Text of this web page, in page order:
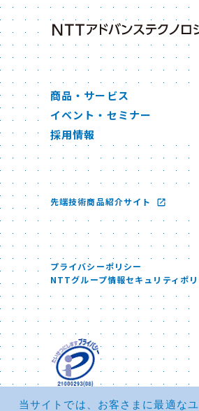
商品・サービス
イベント・セミナー
採用情報
先端技術商品紹介サイト
プライバシーポリシー
NTTグループ情報セキュリティポリ
当サイトでは、お客さまに最適な